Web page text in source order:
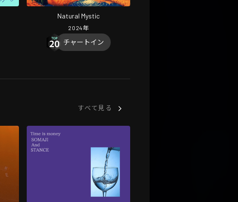
Natural Mystic
2024年
チャートイン
すべて見る